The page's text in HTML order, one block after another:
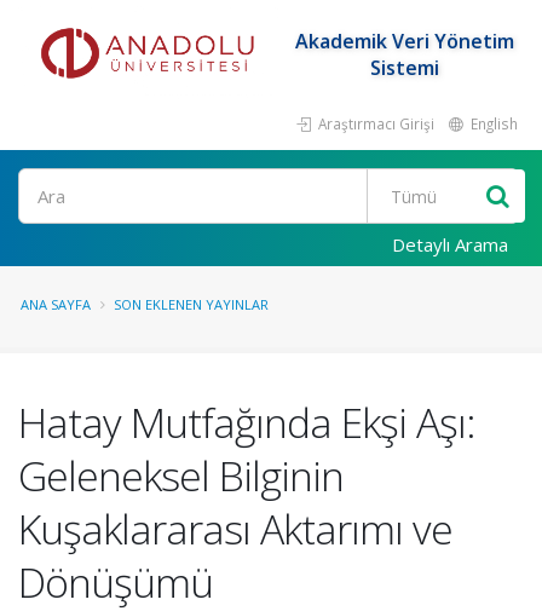
Akademik Veri Yönetim
Sistemi
Araştırmacı Girişi English
Ara
Detaylı Arama
ANA SAYFA SON EKLENEN YAYINLAR
Hatay Mutfağında Ekşi Aşı:
Geleneksel Bilginin
Kuşaklararası Aktarımı ve
Dönüşümü